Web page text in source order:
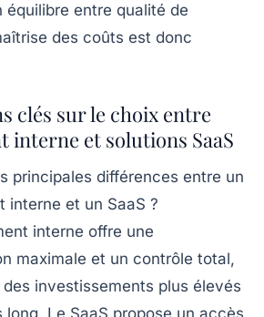
équilibre entre qualité de
des coûts est donc
clés sur le choix entre
interne et solutions SaaS
principales différences entre un
interne et un SaaS ?
interne offre une
maximale et un contrôle total,
investissements plus élevés